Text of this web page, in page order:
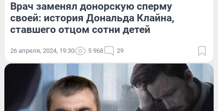
Врач заменял донорскую сперму
своей: история Дональда Клайна,
ставшего отцом сотни детей
26 апреля, 2024, 19:30 5 968 29